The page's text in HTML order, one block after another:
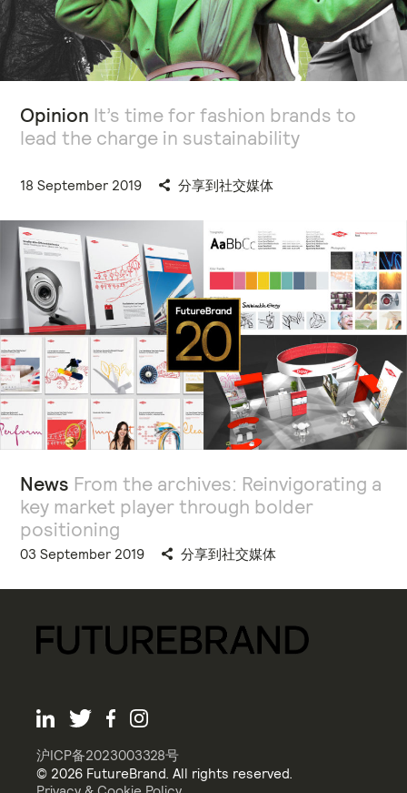
Opinion It’s time for fashion brands to
lead the charge in sustainability
18 September 2019 分享到社交媒体
News From the archives: Reinvigorating a
key market player through bolder
positioning
03 September 2019 分享到社交媒体
沪ICP备2023003328号
© 2026 FutureBrand. All rights reserved.